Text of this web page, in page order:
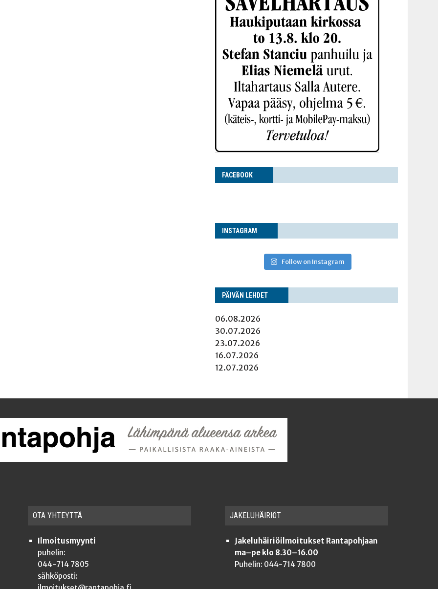
FACE­BOOK
INS­TA­GRAM
Follow on Instagram
PÄI­VÄN LEHDET
06.08.2026
30.07.2026
23.07.2026
16.07.2026
12.07.2026
OTA YHTEYT­TÄ
Ilmoitusmyynti
puhelin:
044-714 7805
sähköposti:
JAKE­LU­HÄI­RIÖT
Jakeluhäiriöilmoitukset Rantapohjaan
ma–pe klo 8.30–16.00
Puhelin: 044-714 7800